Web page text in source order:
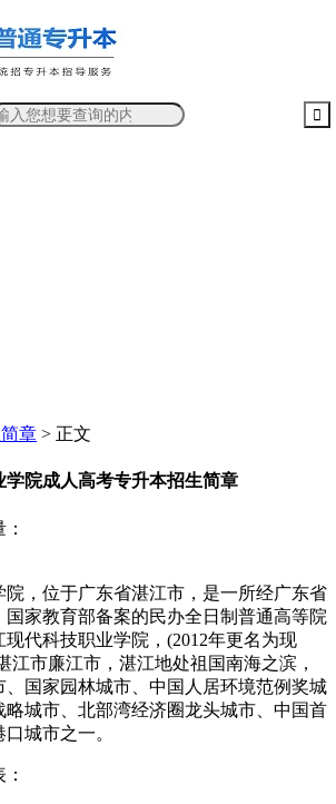
章 > 正文
学院成人高考专升本招生简章
，位于广东省湛江市，是一所经广东省
国家教育部备案的民办全日制普通高等院
代科技职业学院，(2012年更名为现
江市廉江市，湛江地处祖国南海之滨，
、国家园林城市、中国人居环境范例奖城
略城市、北部湾经济圈龙头城市、中国首
城市之一。